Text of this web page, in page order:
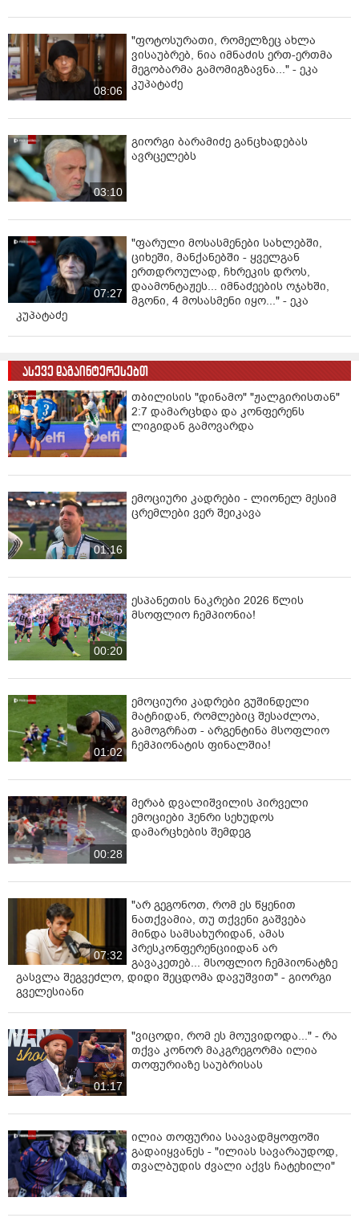
08:06
"ფოტოსურათი, რომელზეც ახლა
ვისაუბრებ, ნია იმნაძის ერთ-ერთმა
მეგობარმა გამომიგზავნა..." - ეკა
კუპატაძე
03:10
გიორგი ბარამიძე განცხადებას
ავრცელებს
07:27
"ფარული მოსასმენები სახლებში,
ციხეში, მანქანებში - ყველგან
ერთდროულად, ჩხრეკის დროს,
დაამონტაჟეს... იმნაძეების ოჯახში,
მგონი, 4 მოსასმენი იყო..." - ეკა
კუპატაძე
ასევე დაგაინტერესებთ
თბილისის "დინამო" "ჟალგირისთან"
2:7 დამარცხდა და კონფერენს
ლიგიდან გამოვარდა
01:16
ემოციური კადრები - ლიონელ მესიმ
ცრემლები ვერ შეიკავა
00:20
ესპანეთის ნაკრები 2026 წლის
მსოფლიო ჩემპიონია!
01:02
ემოციური კადრები გუშინდელი
მატჩიდან, რომლებიც შესაძლოა,
გამოგრჩათ - არ­გენ­ტი­ნა მსოფ­ლიო
ჩემ­პი­ო­ნა­ტის ფი­ნალ­შია!
00:28
მერაბ დვალიშვილის პირველი
ემოციები ჰენრი სეხუდოს
დამარცხების შემდეგ
07:32
"არ გეგონოთ, რომ ეს წყენით
ნათქვამია, თუ თქვენი გაშვება
მინდა სამსახურიდან, ამას
პრესკონფერენციიდან არ
გავაკეთებ... მსოფლიო ჩემპიონატზე
გასვლა შეგვეძლო, დიდი შეცდომა დავუშვით" - გიორგი
გველესიანი
01:17
"ვიცოდი, რომ ეს მოუვიდოდა..." - რა
თქვა კონორ მაკგრეგორმა ილია
თოფურიაზე საუბრისას
ილია თოფურია საავადმყოფოში
გადაიყვანეს - "ილიას სავარაუდოდ,
თვალბუდის ძვალი აქვს ჩატეხილი"